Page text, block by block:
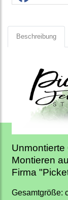
Beschreibung
Montieren
Firma
Gesamtgröße: